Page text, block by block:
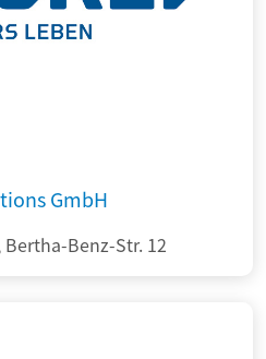
GmbH
Benz-Str. 12